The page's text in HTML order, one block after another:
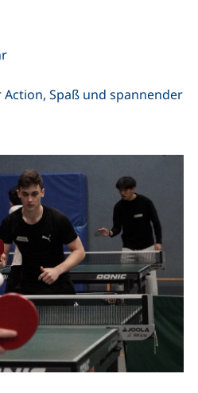
Spaß und spannender